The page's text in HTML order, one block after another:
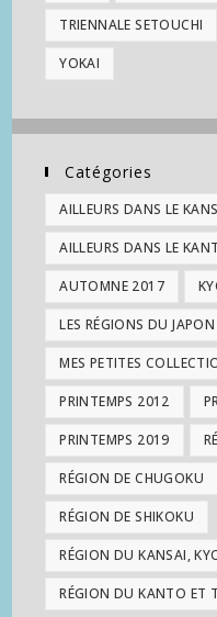
TRIENNALE SETOUCHI
YOKAI
Catégories
AILLEURS DANS LE
AILLEURS DANS LE
AUTOMNE 2017
LES RÉGIONS DU JAPON
MES PETITES
PRINTEMPS 2012
PRINTEMPS 2019
RÉGION DE CHUGOKU
RÉGION DE SHIKOKU
RÉGION DU KANSAI,
RÉGION DU KANTO ET